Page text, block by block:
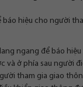
báo hiệu cho người
ngang để báo
và ở phía sau người
tham gia giao